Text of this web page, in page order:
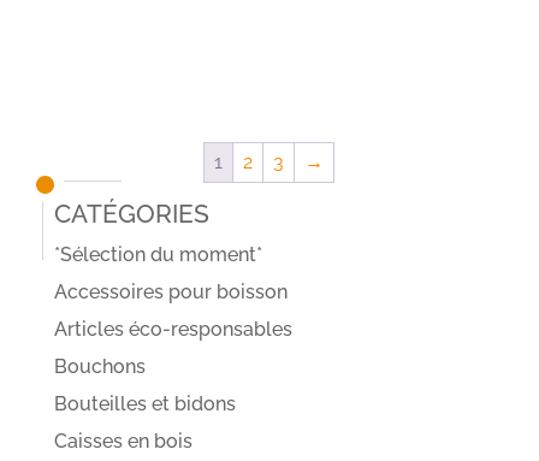
1 2 3 →
Catégories
*Sélection du moment*
Accessoires pour boisson
Articles éco-responsables
Bouchons
Bouteilles et bidons
Caisses en bois